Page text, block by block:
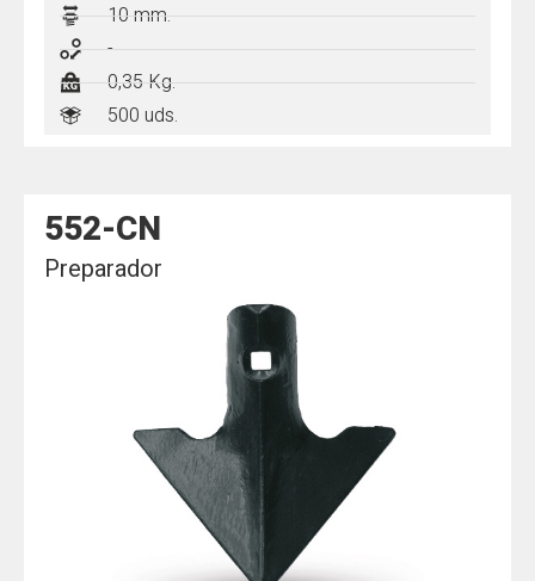
10 mm.
-
0,35 Kg.
500 uds.
552-CN
Preparador